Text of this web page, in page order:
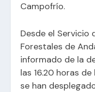
Campofrío.
Desde el Servicio
Forestales de
informado de la
las 16.20 horas
se han